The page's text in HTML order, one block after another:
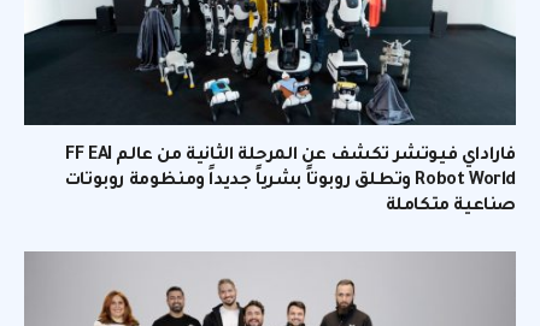
فاراداي فيوتشر تكشف عن المرحلة الثانية من عالم FF EAI
Robot World وتطلق روبوتاً بشرياً جديداً ومنظومة روبوتات
صناعية متكاملة